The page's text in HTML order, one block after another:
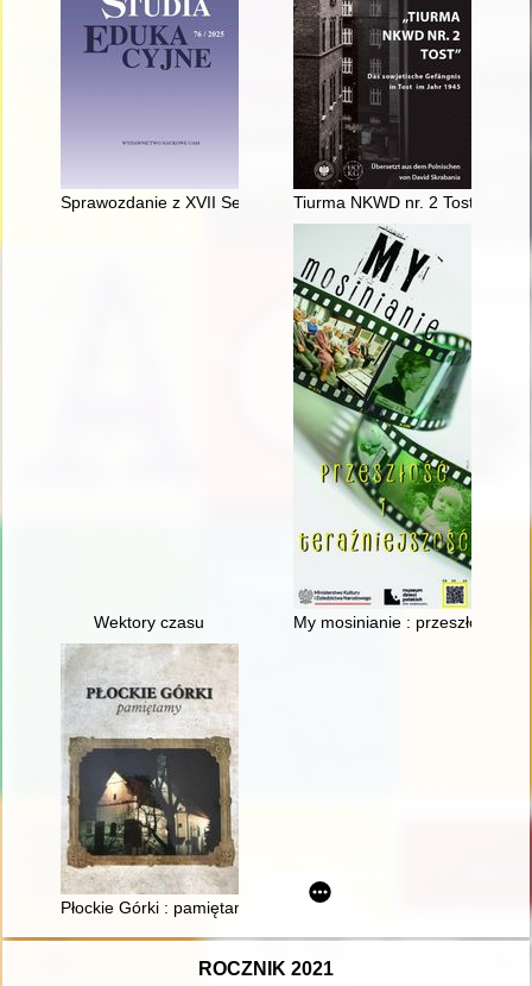
Sprawozdanie z XVII Seminarium Naukowego im. Profesora
Tiurma NKWD nr. 2 Tost" : das
Wektory czasu My mosinianie : przeszłość i
Płockie Górki : pamiętamy
ROCZNIK 2021